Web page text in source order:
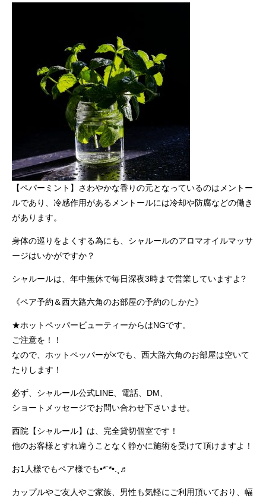
【ペパーミント】さわやかな香りの元となっているのはメントー
ルであり、冷感作用があるメントールには冷却や防腐などの働き
があります。
身体の巡りをよくする為にも、シャルールのアロマオイルマッサ
ージはいかがですか？
シャルールは、年中無休で毎日深夜3時まで営業していますよ?
《ペア予約＆西大路六角のお部屋の予約のしかた》
★ホットペッパービューティーからはNGです。
ご注意を！！
なので、ホットペッパーが×でも、西大路六角のお部屋は空いて
たりします！
必ず、シャルール公式LINE、電話、DM、
ショートメッセージでお問い合わせ下さいませ。
西院【シャルール】は、完全貸切個室です！
他のお客様とすれ違うことなく静かに施術を受けて頂けますよ！
お1人様でもペア様でも•*¨*•.¸♬︎
カップルやご友人やご家族、男性も気軽にご利用頂いており、幅